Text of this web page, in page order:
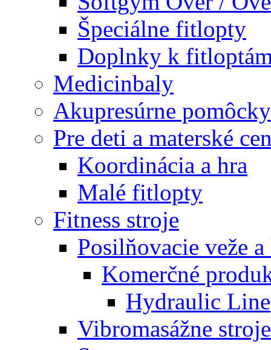
Špeciálne fitlopty
Doplnky k
Medicinbaly
Akupresúrne pomôcky
Pre deti a materské
Koordinácia a hra
Malé fitlopty
Fitness stroje
Posilňovacie veže
Komerčné
Hydraulic Line
Vibromasážne stroje